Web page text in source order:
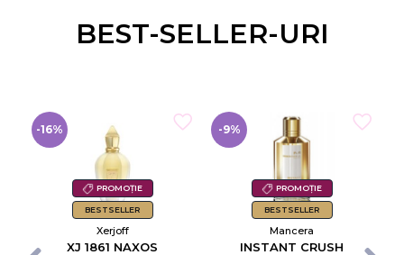
BEST-SELLER-URI
PROMOȚIE
BESTSELLER
-16%
Xerjoff
XJ 1861 NAXOS
PROMOȚIE
BESTSELLER
-9%
Mancera
INSTANT CRUSH